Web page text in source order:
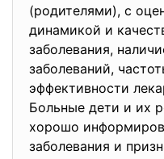
(родителями), с
динамикой и
заболевания,
заболеваний,
эффективности
Больные дети и их
хорошо
заболевания и